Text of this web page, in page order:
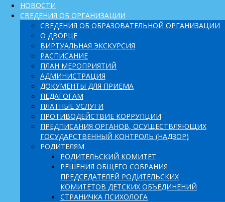
НОВОСТИ
СВЕДЕНИЯ ОБ ОРГАНИЗАЦИИ
СВЕДЕНИЯ ОБ ОБРАЗОВАТЕЛЬНОЙ ОРГАНИЗАЦИИ
О ДВОРЦЕ
ВИРТУАЛЬНАЯ ЭКСКУРСИЯ
РАСПИСАНИЕ
ПЛАН МЕРОПРИЯТИЙ
АДМИНИСТРАЦИЯ
ДОКУМЕНТЫ ДЛЯ ПРИЕМА
ПЕДАГОГАМ
ПЛАТНЫЕ УСЛУГИ
ПРОТИВОДЕЙСТВИЕ КОРРУПЦИИ
ПРЕДПИСАНИЯ ОРГАНОВ, ОСУЩЕСТВЛЯЮЩИХ
ГОСУДАРСТВЕННЫЙ КОНТРОЛЬ (НАДЗОР)
РОДИТЕЛЯМ
РОДИТЕЛЬСКИЙ КОМИТЕТ
РЕШЕНИЯ ОБЩЕГО СОБРАНИЯ
ПРЕДСЕДАТЕЛЕЙ РОДИТЕЛЬСКИХ
КОМИТЕТОВ ДЕТСКИХ ОБЪЕДИНЕНИЙ
СТРАНИЧКА ПСИХОЛОГА